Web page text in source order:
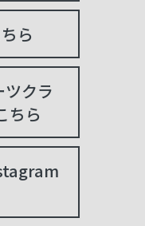
ら
ツクラ
ちら